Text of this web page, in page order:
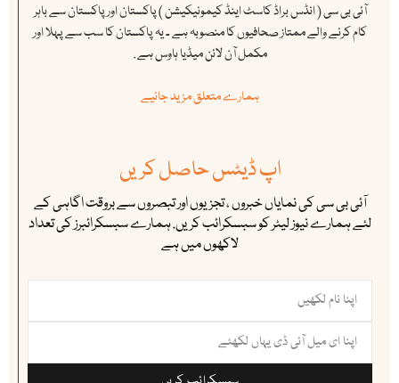
آئی بی سی ( انڈس براڈ کاسٹ اینڈ کیمونیکیشن ) پاکستان اور پاکستان سے باہر
کام کرنے والے ممتاز صحافیوں کا منصوبہ ہے ۔ یہ پاکستان کا سب سے پہلا اور
مکمل آن لائن میڈیا ہاوس ہے .
ہمارے متعلق مزید جانیے
اپ ڈیٹس حاصل کریں
آئی بی سی کی نمایاں خبروں ، تجزیوں اور تبصروں سے بروقت اگاہی کے
لئے ہمارے نیوز لیٹر کو سبسکرائب کریں. ہمارے سبسکرائبرز کی تعداد
لاکھوں میں ہے